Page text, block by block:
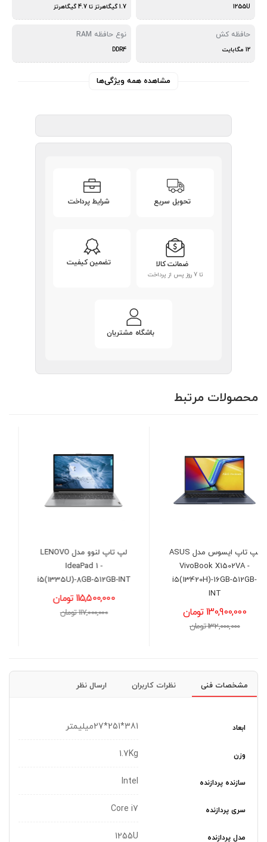
1255U 1.7 گیگاهرتز تا 4.7 گیگاهرتز
حافظه کش
12 مگابایت
نوع حافظه RAM
DDR4
مشاهده همه ویژگی‌ها
تحویل سریع شرایط پرداخت
ضمانت کالا
تا 7 روز پس از پرداخت
تضمین کیفیت
باشگاه مشتریان
محصولات مرتبط
لپ تاپ لنوو مدل LENOVO
IdeaPad 1 -
i5(1335U)-8GB-512GB-INT
115,500,000 تومان
117,000,000 تومان
کول پد کولرمستر مدل
Cooler Master X150
SPECTRUM
6,300,000 تومان
6,500,000 تومان
مشخصات فنی نظرات کاربران ارسال نظر
ابعاد 381*251*27میلیمتر
وزن 1.7Kg
سازنده پردازنده Intel
سری پردازنده Core i7
مدل پردازنده 1255U